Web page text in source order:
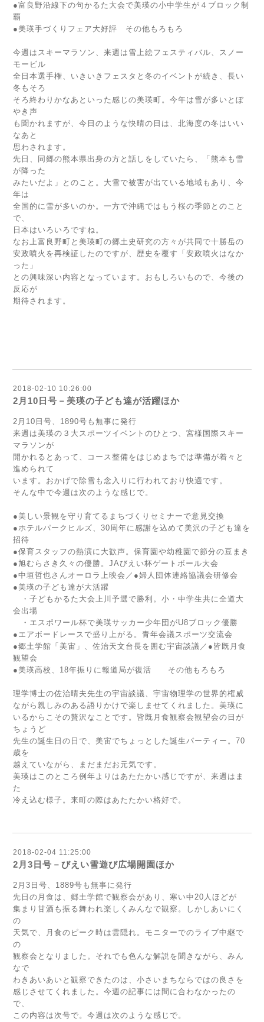
●富良野沿線下の句かるた大会で美瑛の小中学生が４ブロック制
覇
●美瑛手づくりフェア大好評 その他もろもろ
今週はスキーマラソン、来週は雪上絵フェスティバル、スノー
モービル
全日本選手権、いきいきフェスタと冬のイベントが続き、長い
冬もそろ
そろ終わりかなあといった感じの美瑛町。今年は雪が多いとぼ
やき声
も聞かれますが、今日のような快晴の日は、北海度の冬はいい
なあと
思わされます。
先日、同郷の熊本県出身の方と話しをしていたら、「熊本も雪
が降った
みたいだよ」とのこと。大雪で被害が出ている地域もあり、今
年は
全国的に雪が多いのか。一方で沖縄ではもう桜の季節とのこと
で、
日本はいろいろですね。
なお上富良野町と美瑛町の郷土史研究の方々が共同で十勝岳の
安政噴火を再検証したのですが、歴史を覆す「安政噴火はなか
った」
との興味深い内容となっています。おもしろいもので、今後の
反応が
期待されます。
2018-02-10 10:26:00
2月10日号－美瑛の子ども達が活躍ほか
2月10日号、1890号も無事に発行
来週は美瑛の３大スポーツイベントのひとつ、宮様国際スキー
マラソンが
開かれるとあって、コース整備をはじめまちでは準備が着々と
進められて
います。おかげで除雪も念入りに行われており快適です。
そんな中で今週は次のような感じで。
●美しい景観を守り育てるまちづくりセミナーで意見交換
●ホテルパークヒルズ、30周年に感謝を込めて美沢の子ども達を
招待
●保育スタッフの熱演に大歓声。保育園や幼稚園で節分の豆まき
●旭むらさき久々の優勝。JAびえい杯ゲートボール大会
●中垣哲也さんオーロラ上映会／●婦人団体連絡協議会研修会
●美瑛の子ども達が大活躍
・子どもかるた大会上川予選で勝利。小・中学生共に全道大
会出場
・エスポワール杯で美瑛サッカー少年団がU8ブロック優勝
●エアボードレースで盛り上がる。青年会議スポーツ交流会
●郷土学館「美宙」、佐治天文台長を囲む宇宙談議／●皆既月食
観望会
●美瑛高校、18年振りに報道局が復活 その他もろもろ
理学博士の佐治晴夫先生の宇宙談議、宇宙物理学の世界的権威
ながら親しみのある語りかけで楽しませてくれました。美瑛に
いるからこその贅沢なことです。皆既月食観察会観望会の日が
ちょうど
先生の誕生日の日で、美宙でちょっとした誕生パーティー。70
歳を
越えていながら、まだまだお元気です。
美瑛はこのところ例年よりはあたたかい感じですが、来週はま
た
冷え込む様子。来町の際はあたたかい格好で。
2018-02-04 11:25:00
2月3日号－びえい雪遊び広場開園ほか
2月3日号、1889号も無事に発行
先日の月食は、郷土学館で観察会があり、寒い中20人ほどが
集まり甘酒も振る舞われ楽しくみんなで観察。しかしあいにく
の
天気で、月食のピーク時は雲隠れ。モニターでのライブ中継で
の
観察会となりました。それでも色んな解説を聞きながら、みん
なで
わきあいあいと観察できたのは、小さいまちならではの良さを
感じさせてくれました。今週の記事には間に合わなかったの
で、
この内容は次号で。今週は次のような感じで。